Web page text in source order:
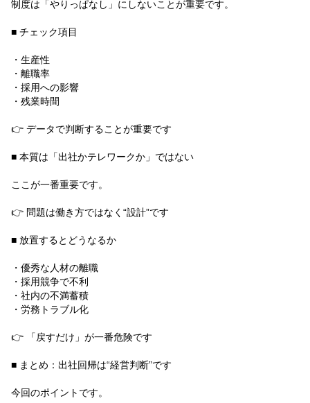
制度は「やりっぱなし」にしないことが重要です。
■ チェック項目
・生産性
・離職率
・採用への影響
・残業時間
👉 データで判断することが重要です
■ 本質は「出社かテレワークか」ではない
ここが一番重要です。
👉 問題は働き方ではなく“設計”です
■ 放置するとどうなるか
・優秀な人材の離職
・採用競争で不利
・社内の不満蓄積
・労務トラブル化
👉 「戻すだけ」が一番危険です
■ まとめ：出社回帰は“経営判断”です
今回のポイントです。